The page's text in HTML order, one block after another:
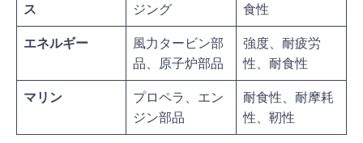
ス
ジング
食性
エネルギー
風力タービン部
品、原子炉部品
強度、耐疲労
性、耐食性
マリン
プロペラ、エン
ジン部品
耐食性、耐摩耗
性、靭性